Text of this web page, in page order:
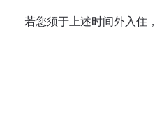
若您须于上述时间外入住